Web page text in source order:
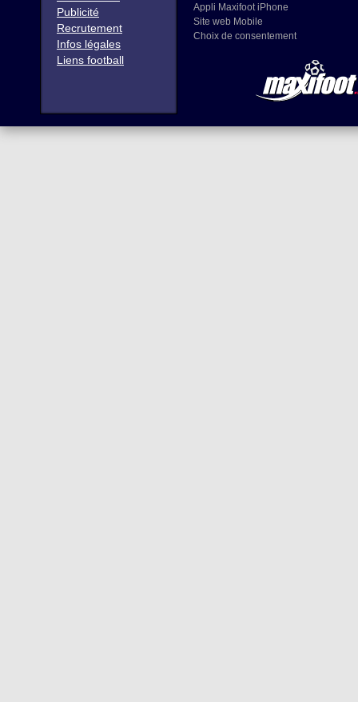
Publicité
Recrutement
Infos légales
Liens football
Appli Maxifoot iPhone
Site web Mobile
Choix de consentement